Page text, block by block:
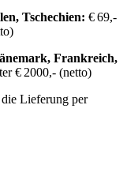
Tschechien: € 69,-
Frankreich,
€ 2000,- (netto)
Lieferung per